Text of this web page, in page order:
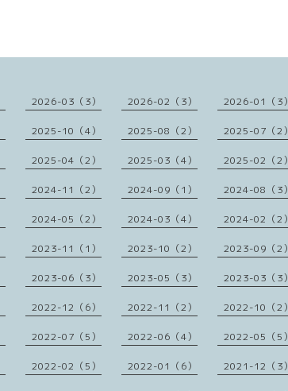
2026-03（3） 2026-02（3） 2026-01（3）
2025-10（4） 2025-08（2） 2025-07（2）
2025-04（2） 2025-03（4） 2025-02（2）
2024-11（2） 2024-09（1） 2024-08（3）
2024-05（2） 2024-03（4） 2024-02（2）
2023-11（1） 2023-10（2） 2023-09（2）
2023-06（3） 2023-05（3） 2023-03（3）
2022-12（6） 2022-11（2） 2022-10（2）
2022-07（5） 2022-06（4） 2022-05（5）
2022-02（5） 2022-01（6） 2021-12（3）